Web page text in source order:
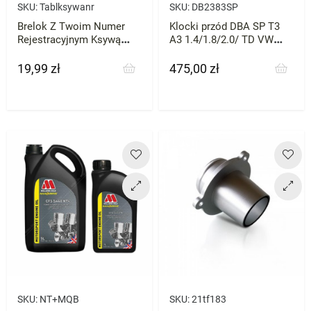
SKU:Tablksywanr
Brelok Z Twoim Numer
Rejestracyjnym Ksywą
Cena
19,99 zł
SKU: DB2383SP
Klocki przód DBA SP T3
A3 1.4/1.8/2.0/ TD VW
Cena
475,00 zł
SKU: NT+MQB SKU:21tf183